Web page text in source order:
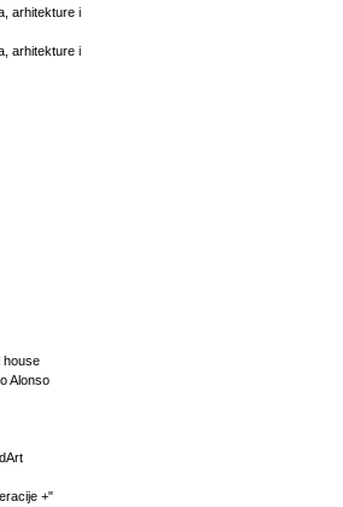
arhitekture i
arhitekture i
house
Alonso
+"